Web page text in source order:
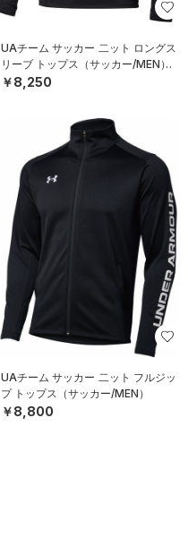
UAチーム サッカー 二ット ロングス
リーブ トップス（サッカー/MEN）
￥8,250
UAチーム サッカー 二ット フルジッ
プ トップス（サッカー/MEN）
￥8,800